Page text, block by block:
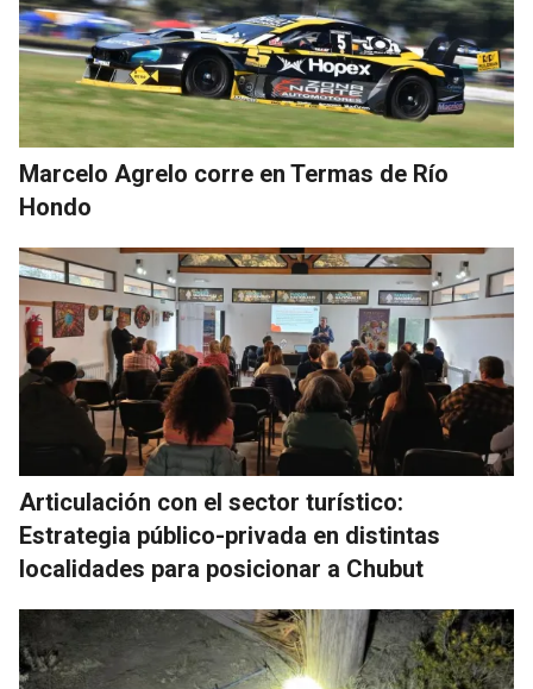
Marcelo Agrelo corre en Termas de Río
Hondo
Articulación con el sector turístico:
Estrategia público-privada en distintas
localidades para posicionar a Chubut